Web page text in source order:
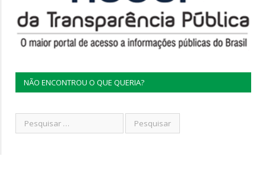
NÃO ENCONTROU O QUE QUERIA?